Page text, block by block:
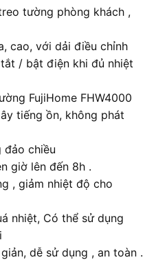
tường phòng khách ,
cao, với dải điều chỉnh
/ bật điện khi đủ nhiệt
FujiHome FHW4000
tiếng ồn, không phát
chiều
giờ lên đến 8h .
, giảm nhiệt độ cho
nhiệt, Có thể sử dụng
dễ sử dụng , an toàn .